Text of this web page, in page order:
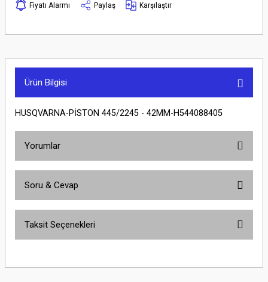
Fiyatı Alarmı
Paylaş Karşılaştır
Ürün Bilgisi
HUSQVARNA-PİSTON 445/2245 - 42MM-H544088405
Yorumlar
Soru & Cevap
Soru Sor
Taksit Seçenekleri